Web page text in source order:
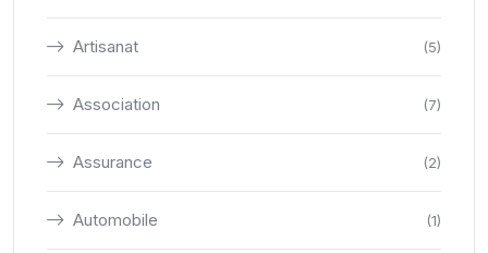
Artisanat (5)
Association (7)
Assurance (2)
Automobile (1)